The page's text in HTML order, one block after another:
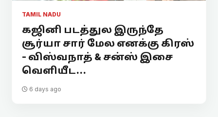
TAMIL NADU
கஜினி படத்துல இருந்தே
சூர்யா சார் மேல எனக்கு கிரஸ்
- விஸ்வநாத் & சன்ஸ் இசை
வெளியீட...
6 days ago